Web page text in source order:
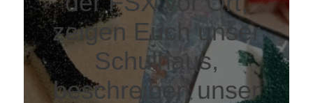
zeigen Euch unser
Schulhaus,
beschreiben unser